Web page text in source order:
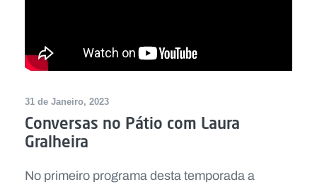
31 de Janeiro, 2023
Conversas no Pátio com Laura
Gralheira
No primeiro programa desta temporada a